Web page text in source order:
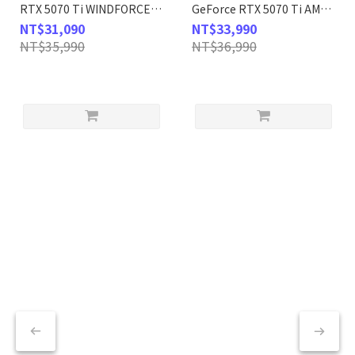
RTX 5070 Ti WINDFORCE
OC SFF 16G 顯示卡
NT$31,090
NT$35,990
GeForce RTX 5070 Ti AMP
Extreme INFINITY 顯示卡
NT$33,990
NT$36,990